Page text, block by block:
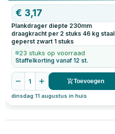
het beste kunt gebruiken, en
meer. Ontdek handige tips voor
het kiezen en installeren van
plankdragers, inclusief zwarte
plankdragers en hun
gewichtscapaciteit.
€ 3,17
Plankdrager diepte 230mm
draagkracht per 2 stuks 46 kg staal
geperst zwart 1 stuks
23 stuks op voorraad
Staffelkorting vanaf 12 st.
1 Toevoegen
dinsdag 11 augustus in huis